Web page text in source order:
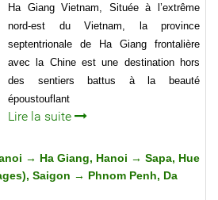
Ha Giang Vietnam, Située à l’extrême
nord-est du Vietnam, la province
septentrionale de Ha Giang frontalière
avec la Chine est une destination hors
des sentiers battus à la beauté
époustouflant
Lire la suite
→ Ha Giang, Hanoi → Sapa, Hue
Saigon → Phnom Penh, Da